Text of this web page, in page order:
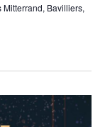
Bavilliers,